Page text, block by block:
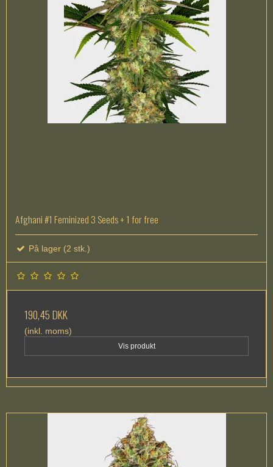
Afghani #1 Feminized 3 Seeds + 1 for free
På lager (2 stk.)
190,45 DKK
(inkl. moms)
Vis produkt